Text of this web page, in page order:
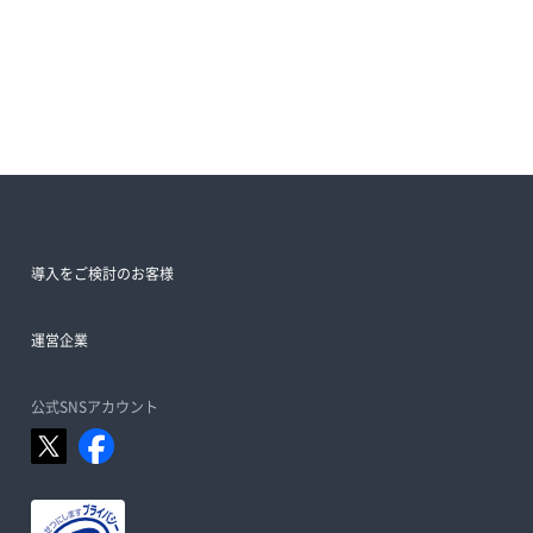
導入をご検討のお客様
運営企業
公式SNSアカウント